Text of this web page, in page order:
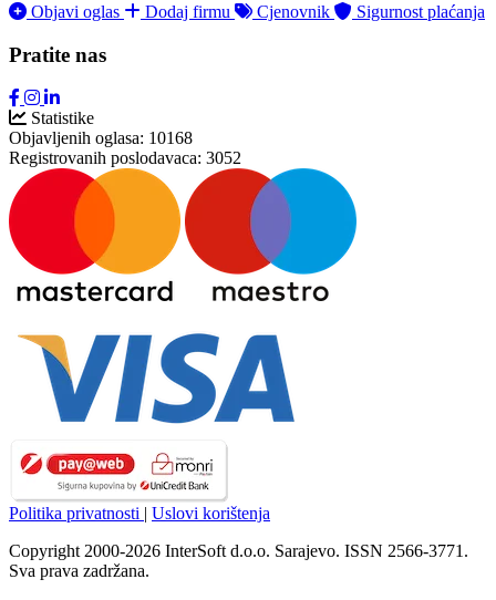
Objavi oglas Dodaj firmu Cjenovnik Sigurnost plaćanja
Pratite nas
Statistike
Objavljenih oglasa: 10168
Registrovanih poslodavaca: 3052
Politika privatnosti | Uslovi korištenja
Copyright 2000-2026 InterSoft d.o.o. Sarajevo. ISSN 2566-3771.
Sva prava zadržana.